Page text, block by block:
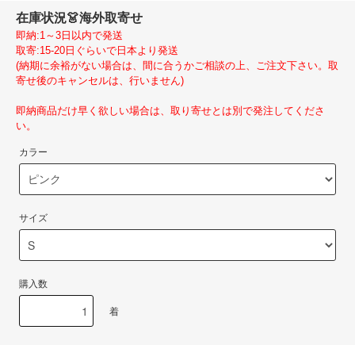
在庫状況👗海外取寄せ
即納:1～3日以内で発送
取寄:15-20日ぐらいで日本より発送
(納期に余裕がない場合は、間に合うかご相談の上、ご注文下さい。取
寄せ後のキャンセルは、行いません)
即納商品だけ早く欲しい場合は、取り寄せとは別で発注してくださ
い。
カラー
サイズ
購入数
着